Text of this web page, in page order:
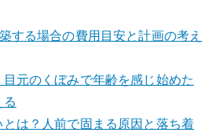
する場合の費用目安と計画の考え
元のくぼみで年齢を感じ始めた
は？人前で固まる原因と落ち着